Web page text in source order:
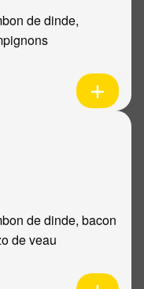
de dinde,
de dinde, bacon
de veau